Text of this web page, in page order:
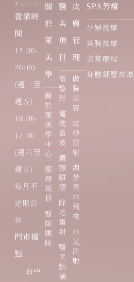
營業時
間
12:00-
20:00
(週一至
週五)
10:00-
17:00
(週六至
週日)
每月不
定期公
休
門市據
點
台中
關
於
萊
美
學
關
於
萊
美
學
中
心
服
務
項
目
醫
師
團
隊
醫
美
項
目
微
整
形
電
波
音
波
體
態
雕
塑
除
毛
雷
射
醫
美
點
滴
皮
膚
管
理
做
臉
美
容
皮
秒
雷
射
海
菲
秀
水
飛
梭
水
光
注
射
SPA芳療
孕婦按摩
美胸按摩
美背療程
身體舒壓按摩